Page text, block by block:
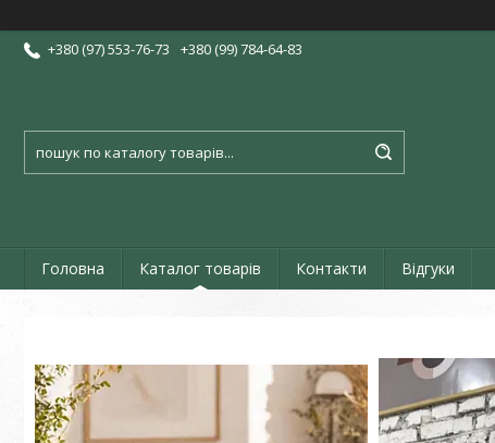
+380 (97) 553-76-73 +380 (99) 784-64-83
Головна Каталог товарів Контакти Відгуки